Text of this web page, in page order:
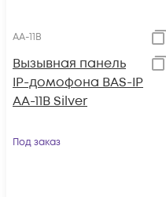
AA-11B
Вызывная панель
IP-домофона BAS-IP
AA-11B Silver
Под заказ